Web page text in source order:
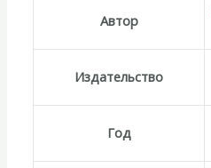
Автор
Издательство
Год